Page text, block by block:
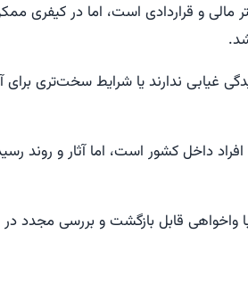
مالی و قراردادی است، اما در کیفری
غیابی ندارند یا شرایط سخت‌تری برای
در هر دو نوع معمولاً ۲۰ روز برای افراد داخل کشور است، اما آثار و
قابل بازگشت و بررسی مجدد